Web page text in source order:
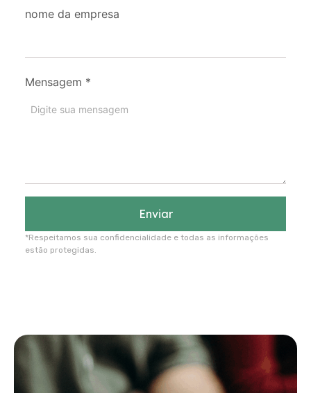
nome da empresa
Mensagem *
Enviar
*Respeitamos sua confidencialidade e todas as informações
estão protegidas.